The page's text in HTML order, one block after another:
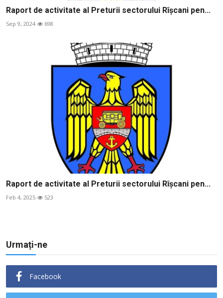
Raport de activitate al Preturii sectorului Rîșcani pen...
Sep 9, 2024 698
Raport de activitate al Preturii sectorului Rîșcani pen...
Feb 4, 2025 523
Urmați-ne
Facebook